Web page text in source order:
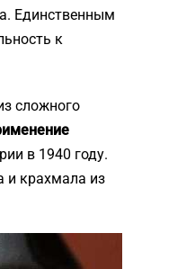
Единственным
к
сложного
в 1940 году.
и крахмала из